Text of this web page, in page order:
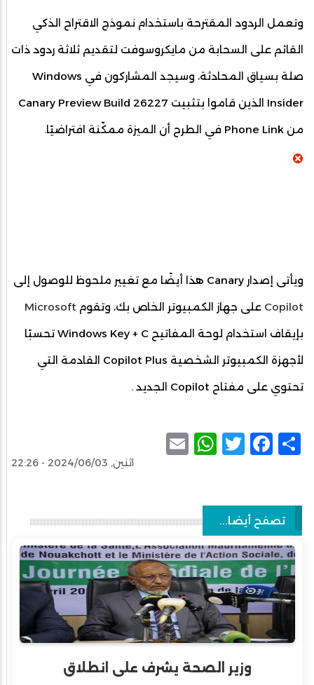
وتعمل الردود المقترحة باستخدام نموذج الاقتراح الذكي
القائم على السحابة من مايكروسوفت لتقديم ثلاثة ردود ذات
صلة بسياق المحادثة، وسيجد المشاركون في Windows
Insider الذين قاموا بتثبيت Canary Preview Build 26227
من Phone Link في الطرح أن الميزة ممكّنة افتراضيًا.
ويأتى إصدار Canary هذا أيضًا مع تغيير ملحوظ للوصول إلى
Copilot على جهاز الكمبيوتر الخاص بك، وتقوم Microsoft
بإيقاف استخدام لوحة المفاتيح Windows Key + C تحسبًا
لأجهزة الكمبيوتر الشخصية Copilot Plus القادمة التي
تحتوي على مفتاح Copilot الجديد .
Share
Facebook
Twitter
WhatsApp
اثنين, 2024/06/03 - 22:26
تصفح أيضا...
وزير الصحة يشرف على انطلاق